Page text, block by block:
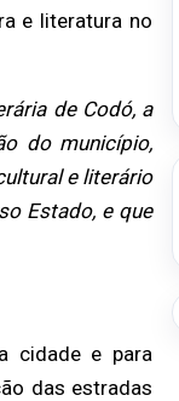
e literatura no
de Codó, a
do município,
e literário
Estado, e que
cidade e para
das estradas